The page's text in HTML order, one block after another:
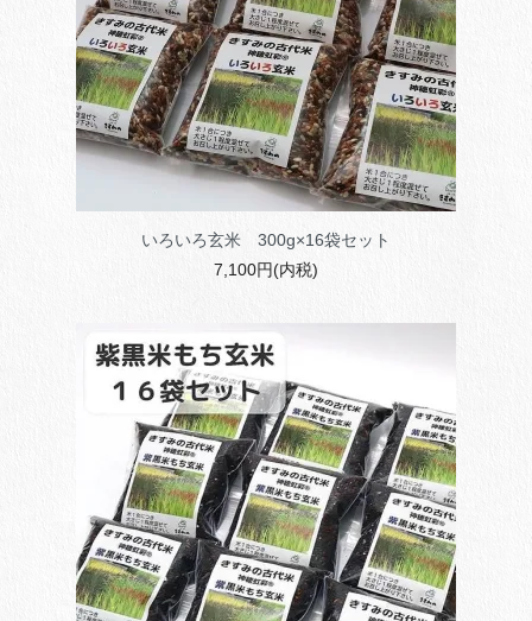
いろいろ玄米 300g×16袋セット
7,100円(内税)